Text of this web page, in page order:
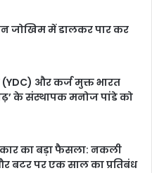
जोखिम में डालकर पार कर
(YDC) और कर्ज मुक्त भारत
के संस्थापक मनोज पांडे को
का बड़ा फैसला: नकली
बटर पर एक साल का प्रतिबंध